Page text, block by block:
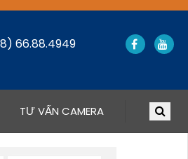
66.88.4949
TƯ VẤN CAMERA